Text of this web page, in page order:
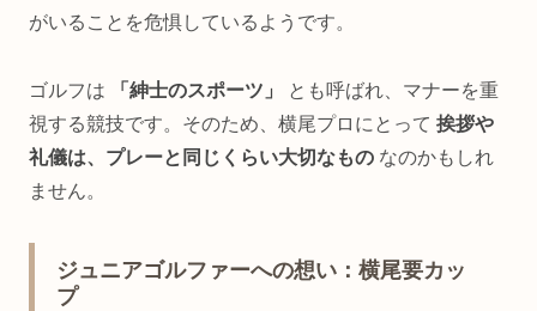
がいることを危惧しているようです。
ゴルフは 「紳士のスポーツ」
とも呼ばれ、マナーを重
視する競技です。そのため、横尾プロにとって 挨拶や
礼儀は、プレーと同じくらい大切なもの なのかもしれ
ません。
ジュニアゴルファーへの想い：横尾要カッ
プ